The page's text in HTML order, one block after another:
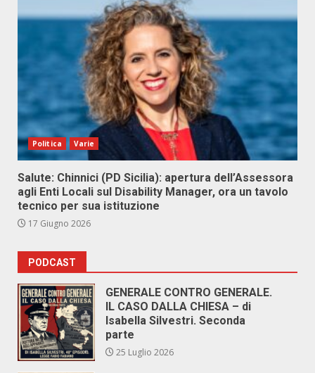
Politica Varie
Salute: Chinnici (PD Sicilia): apertura dell’Assessora
agli Enti Locali sul Disability Manager, ora un tavolo
tecnico per sua istituzione
17 Giugno 2026
PODCAST
GENERALE CONTRO GENERALE.
IL CASO DALLA CHIESA – di
Isabella Silvestri. Seconda
parte
25 Luglio 2026